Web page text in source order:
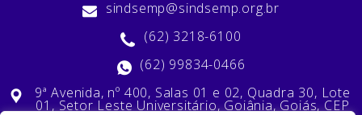
sindsemp@sindsemp.org.br
(62) 3218-6100
(62) 99834-0466
9ª Avenida, nº 400, Salas 01 e 02, Quadra 30, Lote
01, Setor Leste Universitário, Goiânia, Goiás, CEP